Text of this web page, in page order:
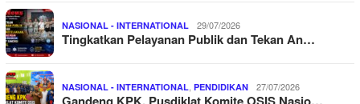
NASIONAL - INTERNATIONAL 29/07/2026
Tingkatkan Pelayanan Publik dan Tekan An…
NASIONAL - INTERNATIONAL PENDIDIKAN 27/07/2026